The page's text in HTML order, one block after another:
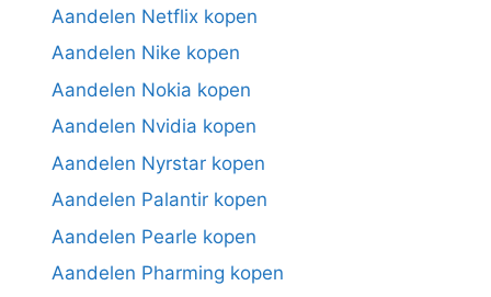
Aandelen Netflix kopen
Aandelen Nike kopen
Aandelen Nokia kopen
Aandelen Nvidia kopen
Aandelen Nyrstar kopen
Aandelen Palantir kopen
Aandelen Pearle kopen
Aandelen Pharming kopen